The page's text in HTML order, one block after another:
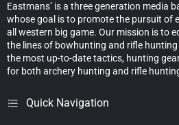
Eastmans’ is a three generation media
whose goal is to promote the pursuit of
all western big game. Our mission is to
the lines of bowhunting and rifle
the most up-to-date tactics, hunting
for both archery hunting and rifle
Quick Navigation